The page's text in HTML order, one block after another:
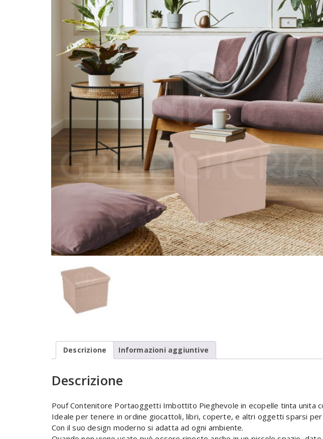
Descrizione Informazioni aggiuntive
Descrizione
Pouf Contenitore Portaoggetti Imbottito Pieghevole in ecopelle tinta unita
Ideale per tenere in ordine giocattoli, libri, coperte, e altri oggetti sparsi
Con il suo design moderno si adatta ad ogni ambiente.